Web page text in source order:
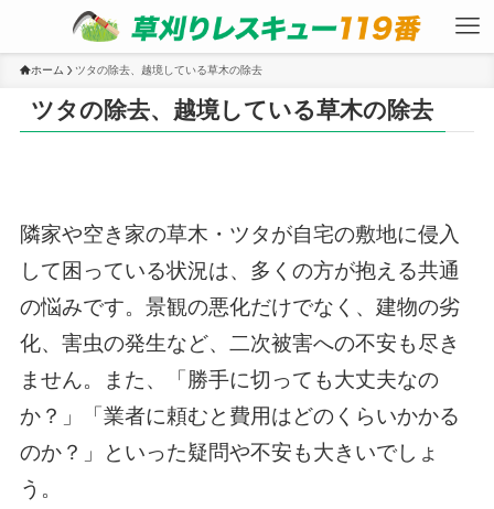
ホーム ツタの除去、越境している草木の除去
ツタの除去、越境している草木の除去
隣家や空き家の草木・ツタが自宅の敷地に侵入
して困っている状況は、多くの方が抱える共通
の悩みです。景観の悪化だけでなく、建物の劣
化、害虫の発生など、二次被害への不安も尽き
ません。また、「勝手に切っても大丈夫なの
か？」「業者に頼むと費用はどのくらいかかる
のか？」といった疑問や不安も大きいでしょ
う。